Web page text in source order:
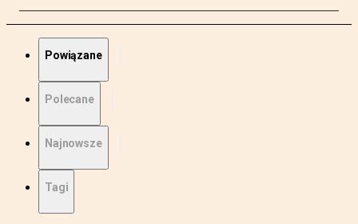
Powiązane
Polecane
Najnowsze
Tagi